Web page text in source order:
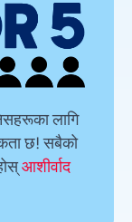
लागि
छ! सबैको
आशीर्वाद